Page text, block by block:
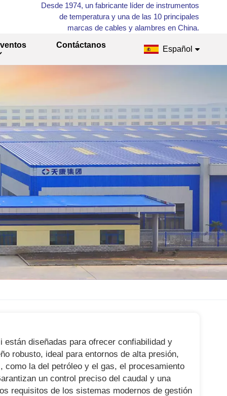
Desde 1974, un fabricante líder de instrumentos
de temperatura y una de las 10 principales
marcas de cables y alambres en China.
Contáctanos Español
Français
Русский
Español
diseñadas para ofrecer confiabilidad y
robusto, ideal para entornos de alta presión,
la del petróleo y el gas, el procesamiento
un control preciso del caudal y una
requisitos de los sistemas modernos de gestión